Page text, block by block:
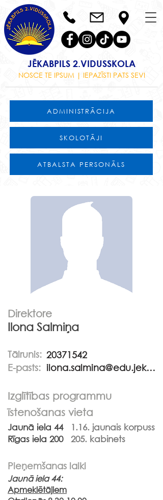
JĒKABPILS 2.VIDUSSKOLA
NOSCE TE IPSUM | IEPAZĪSTI PATS SEVI
ADMINISTRĀCIJA
SKOLOTĀJI
ATBALSTA PERSONĀLS
Direktore
Ilona Salmiņa
Tālrunis:
E-pasts:
ilona.salmina@edu.jekabpils.lv
20371542
Izglītības programmu
īstenošanas vieta
Jaunā iela 44
Rīgas iela 200
1.16. jaunais korpuss
205. kabinets
Pieņemšanas laiki
Jaunā iela 44:
Apmeklētājiem